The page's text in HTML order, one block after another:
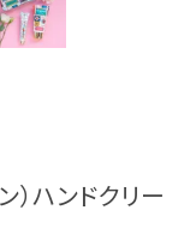
ハンドクリー